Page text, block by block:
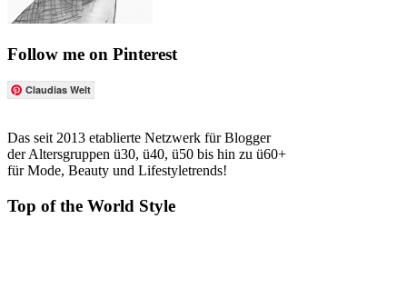
Follow me on Pinterest
Claudias Welt
Das seit 2013 etablierte Netzwerk für Blogger
der Altersgruppen ü30, ü40, ü50 bis hin zu ü60+
für Mode, Beauty und Lifestyletrends!
Top of the World Style